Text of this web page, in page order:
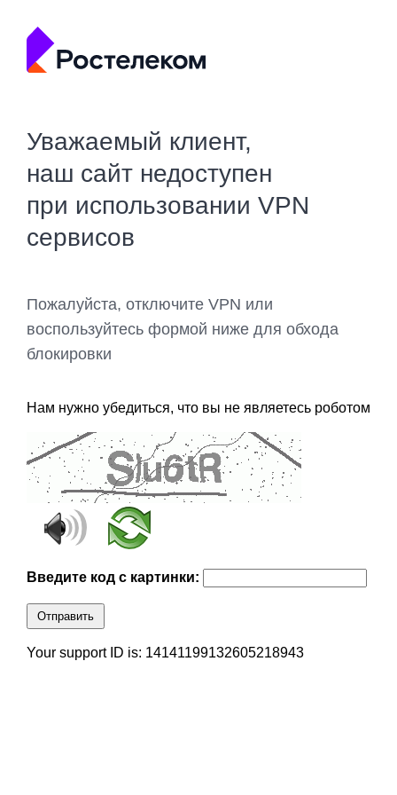
Уважаемый клиент,
наш сайт недоступен
при использовании VPN
сервисов
Пожалуйста, отключите VPN или
воспользуйтесь формой ниже для обхода
блокировки
Нам нужно убедиться, что вы не являетесь роботом
Введите код с картинки:
Отправить
Your support ID is: 14141199132605218943